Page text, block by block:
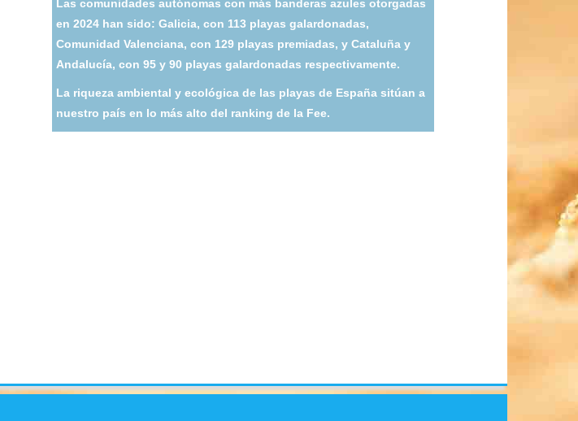
Las comunidades autónomas con más banderas azules otorgadas
en 2024 han sido: Galicia, con 113 playas galardonadas,
Comunidad Valenciana, con 129 playas premiadas, y Cataluña y
Andalucía, con 95 y 90 playas galardonadas respectivamente.
La riqueza ambiental y ecológica de las playas de España sitúan a
nuestro país en lo más alto del ranking de la Fee.